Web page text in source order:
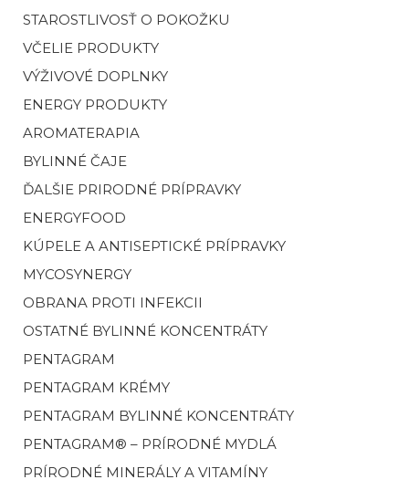
STAROSTLIVOSŤ O POKOŽKU
VČELIE PRODUKTY
VÝŽIVOVÉ DOPLNKY
ENERGY PRODUKTY
AROMATERAPIA
BYLINNÉ ČAJE
ĎALŠIE PRIRODNÉ PRÍPRAVKY
ENERGYFOOD
KÚPELE A ANTISEPTICKÉ PRÍPRAVKY
MYCOSYNERGY
OBRANA PROTI INFEKCII
OSTATNÉ BYLINNÉ KONCENTRÁTY
PENTAGRAM
PENTAGRAM KRÉMY
PENTAGRAM BYLINNÉ KONCENTRÁTY
PENTAGRAM® – PRÍRODNÉ MYDLÁ
PRÍRODNÉ MINERÁLY A VITAMÍNY